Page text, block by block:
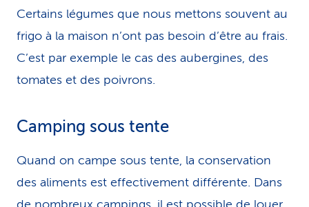
Certains légumes que nous mettons souvent au
frigo à la maison n’ont pas besoin d’être au frais.
C’est par exemple le cas des aubergines, des
tomates et des poivrons.
Camping sous tente
Quand on campe sous tente, la conserva­tion
des aliments est effectivement différente. Dans
de nombreux campings, il est possible de louer